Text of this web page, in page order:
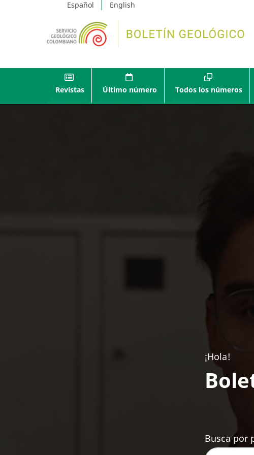
Español English
Revistas Último número Todos los números
¡Hola!
Busca por